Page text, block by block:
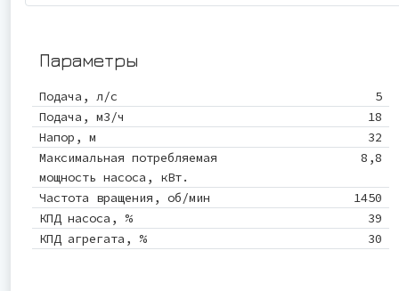
Параметры
Подача, л/с
5
Подача, м3/ч
18
Напор, м
32
Максимальная потребляемая
мощность насоса, кВт.
8,8
Частота вращения, об/мин
1450
КПД насоса, %
39
КПД агрегата, %
30